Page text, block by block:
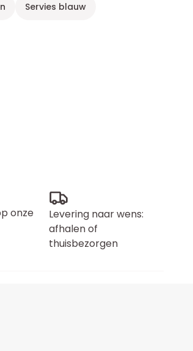
Servies blauw
onze
Levering naar wens:
afhalen of
thuisbezorgen